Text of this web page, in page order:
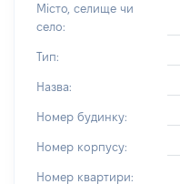
Місто, селище чи
село:
Тип:
Назва:
Номер будинку:
Номер корпусу:
Номер квартири: